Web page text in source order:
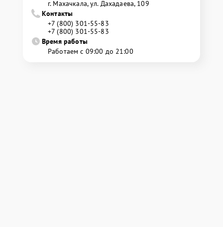
г. Махачкала, ул. Дахадаева, 109
Контакты
+7 (800) 301-55-83
+7 (800) 301-55-83
Время работы
Работаем с 09:00 до 21:00